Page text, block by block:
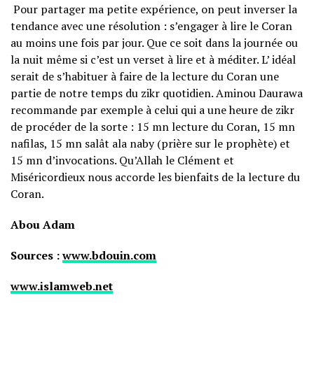
‎ Pour partager ma petite expérience, on peut inverser la
tendance avec une résolution : s’engager à lire le Coran
au moins une fois par jour. Que ce soit dans la journée ou
la nuit même si c’est un verset à lire et à méditer. L’ idéal
serait de s’habituer à faire de la lecture du Coran une
partie de notre temps du zikr quotidien. Aminou Daurawa
recommande par exemple à celui qui a une heure de zikr
de procéder de la sorte : 15 mn lecture du Coran, 15 mn
nafilas, 15 mn salât ala naby (prière sur le prophète) et
15 mn d’invocations. Qu’Allah le Clément et
Miséricordieux nous accorde les bienfaits de la lecture du
Coran.
Abou Adam
Sources :www.bdouin.com
www.islamweb.net